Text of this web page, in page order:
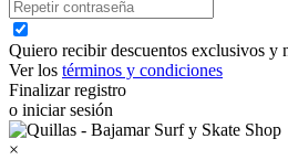
Quiero recibir descuentos exclusivos y
Ver los términos y condiciones
Finalizar registro
o iniciar sesión
×